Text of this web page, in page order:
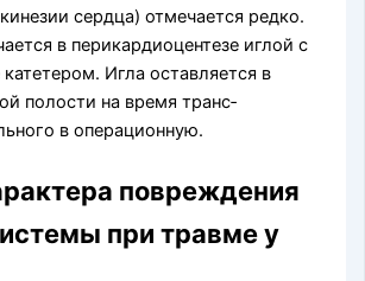
сердца) отмечается редко.
в перикардиоцентезе иглой с
Игла оставля­ется в
полости на время транс­
в операционную.
повреждения
при травме у